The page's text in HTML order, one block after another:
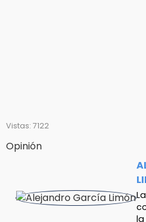
Vistas: 7122
Opinión
la